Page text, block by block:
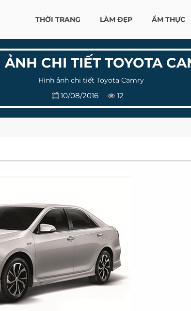
THỜI TRANG LÀM ĐẸP ẨM THỰC
CHI TIẾT TOYOTA
Hình ảnh chi tiết Toyota Camry
10/08/2016 12